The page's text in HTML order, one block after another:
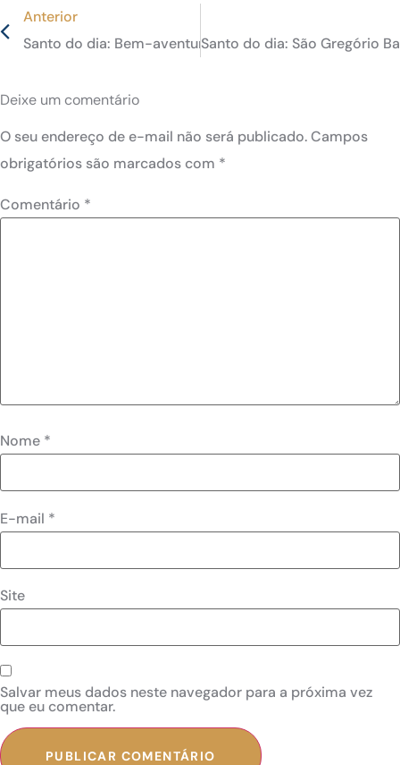
Anterior
Santo do dia: Bem-aventurada Albertina Berkenbrock,
Santo do dia: São Gregório
Deixe um comentário
O seu endereço de e-mail não será publicado.Campos
obrigatórios são marcados com *
Comentário *
Nome *
E-mail *
Site
Salvar meus dados neste navegador para a próxima vez
que eu comentar.